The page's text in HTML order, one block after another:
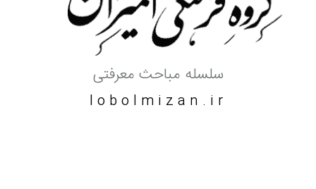
سلسله مباحث معرفتی
lobolmizan.ir